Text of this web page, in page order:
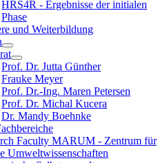
HRS4R - Ergebnisse der initialen
Phase
und Weiterbildung
Prof. Dr. Jutta Günther
Frauke Meyer
Prof. Dr.-Ing. Maren Petersen
Prof. Dr. Michal Kucera
Dr. Mandy Boehnke
Faculty MARUM - Zentrum für
Umweltwissenschaften